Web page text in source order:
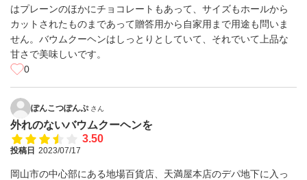
はプレーンのほかにチョコレートもあって、サイズもホールから
カットされたものまであって贈答用から自家用まで用途も問いま
せん。バウムクーヘンはしっとりとしていて、それでいて上品な
甘さで美味しいです。
0
ぽんこつぽんぷ さん
外れのないバウムクーヘンを
3.50
投稿日 2023/07/17
岡山市の中心部にある地場百貨店、天満屋本店のデパ地下に入っ